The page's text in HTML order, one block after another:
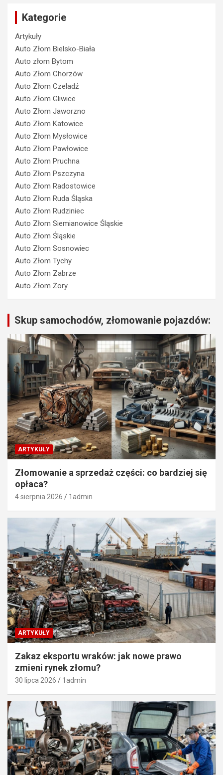
Kategorie
Artykuły
Auto Złom Bielsko-Biała
Auto złom Bytom
Auto Złom Chorzów
Auto Złom Czeladź
Auto Złom Gliwice
Auto Złom Jaworzno
Auto Złom Katowice
Auto Złom Mysłowice
Auto Złom Pawłowice
Auto Złom Pruchna
Auto Złom Pszczyna
Auto Złom Radostowice
Auto Złom Ruda Śląska
Auto Złom Rudziniec
Auto Złom Siemianowice Śląskie
Auto Złom Śląskie
Auto Złom Sosnowiec
Auto Złom Tychy
Auto Złom Zabrze
Auto Złom Żory
Skup samochodów, złomowanie pojazdów:
ARTYKUŁY
Złomowanie a sprzedaż części: co bardziej się
opłaca?
4 sierpnia 2026 1admin
ARTYKUŁY
Zakaz eksportu wraków: jak nowe prawo
zmieni rynek złomu?
30 lipca 2026 1admin